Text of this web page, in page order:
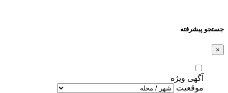
جستجو پیشرفته
×
آگهی ویژه
موقعیت